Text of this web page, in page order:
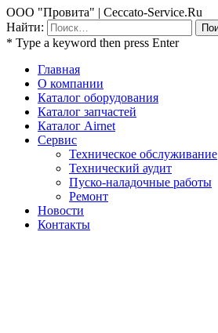
ООО "Провита" | Ceccato-Service.Ru
Найти:
* Type a keyword then press Enter
Главная
О компании
Каталог оборудования
Каталог запчастей
Каталог Airnet
Сервис
Техническое обслуживание
Технический аудит
Пуско-наладочные работы
Ремонт
Новости
Контакты